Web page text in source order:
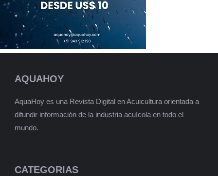
AQUAHOY
AquaHoy es una Revista Digital en Acuicultura orientada a
difundir información de la industria acuícola en todo el
mundo.
CATEGORIAS